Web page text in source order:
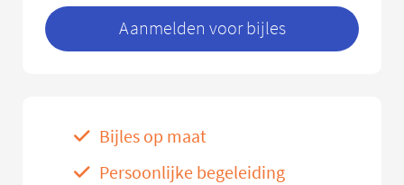
Aanmelden voor bijles
Bijles op maat
Persoonlijke begeleiding